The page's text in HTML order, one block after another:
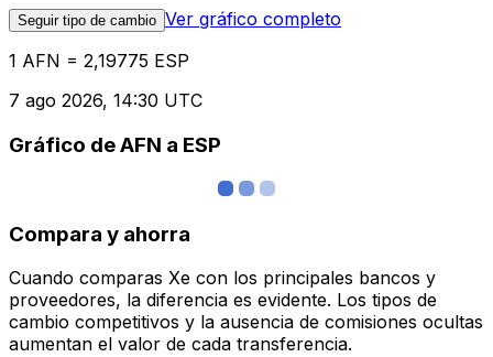
Seguir tipo de cambio Ver gráfico completo
1 AFN = 2,19775 ESP
7 ago 2026, 14:30 UTC
Gráfico de AFN a ESP
Compara y ahorra
Cuando comparas Xe con los principales bancos y
proveedores, la diferencia es evidente. Los tipos de
cambio competitivos y la ausencia de comisiones ocultas
aumentan el valor de cada transferencia.